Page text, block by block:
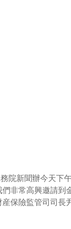
院新聞辦今天下
非常高興邀請到
保險監管司司長